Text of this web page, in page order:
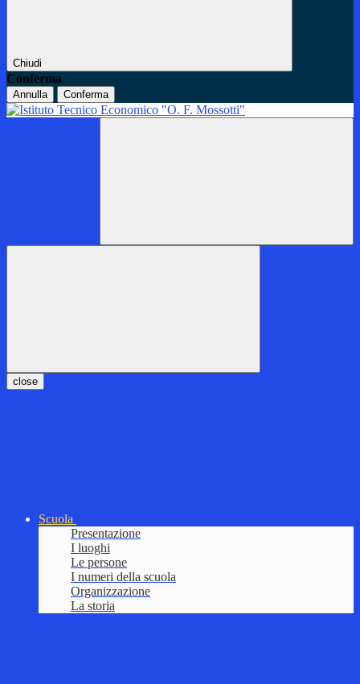
Chiudi
Conferma
Annulla Conferma
close
Scuola
Presentazione
I luoghi
Le persone
I numeri della scuola
Organizzazione
La storia